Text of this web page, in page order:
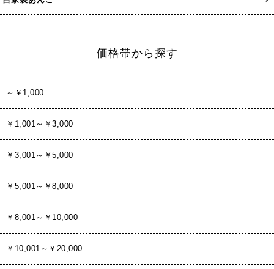
価格帯から探す
～￥1,000
￥1,001～￥3,000
￥3,001～￥5,000
￥5,001～￥8,000
￥8,001～￥10,000
￥10,001～￥20,000